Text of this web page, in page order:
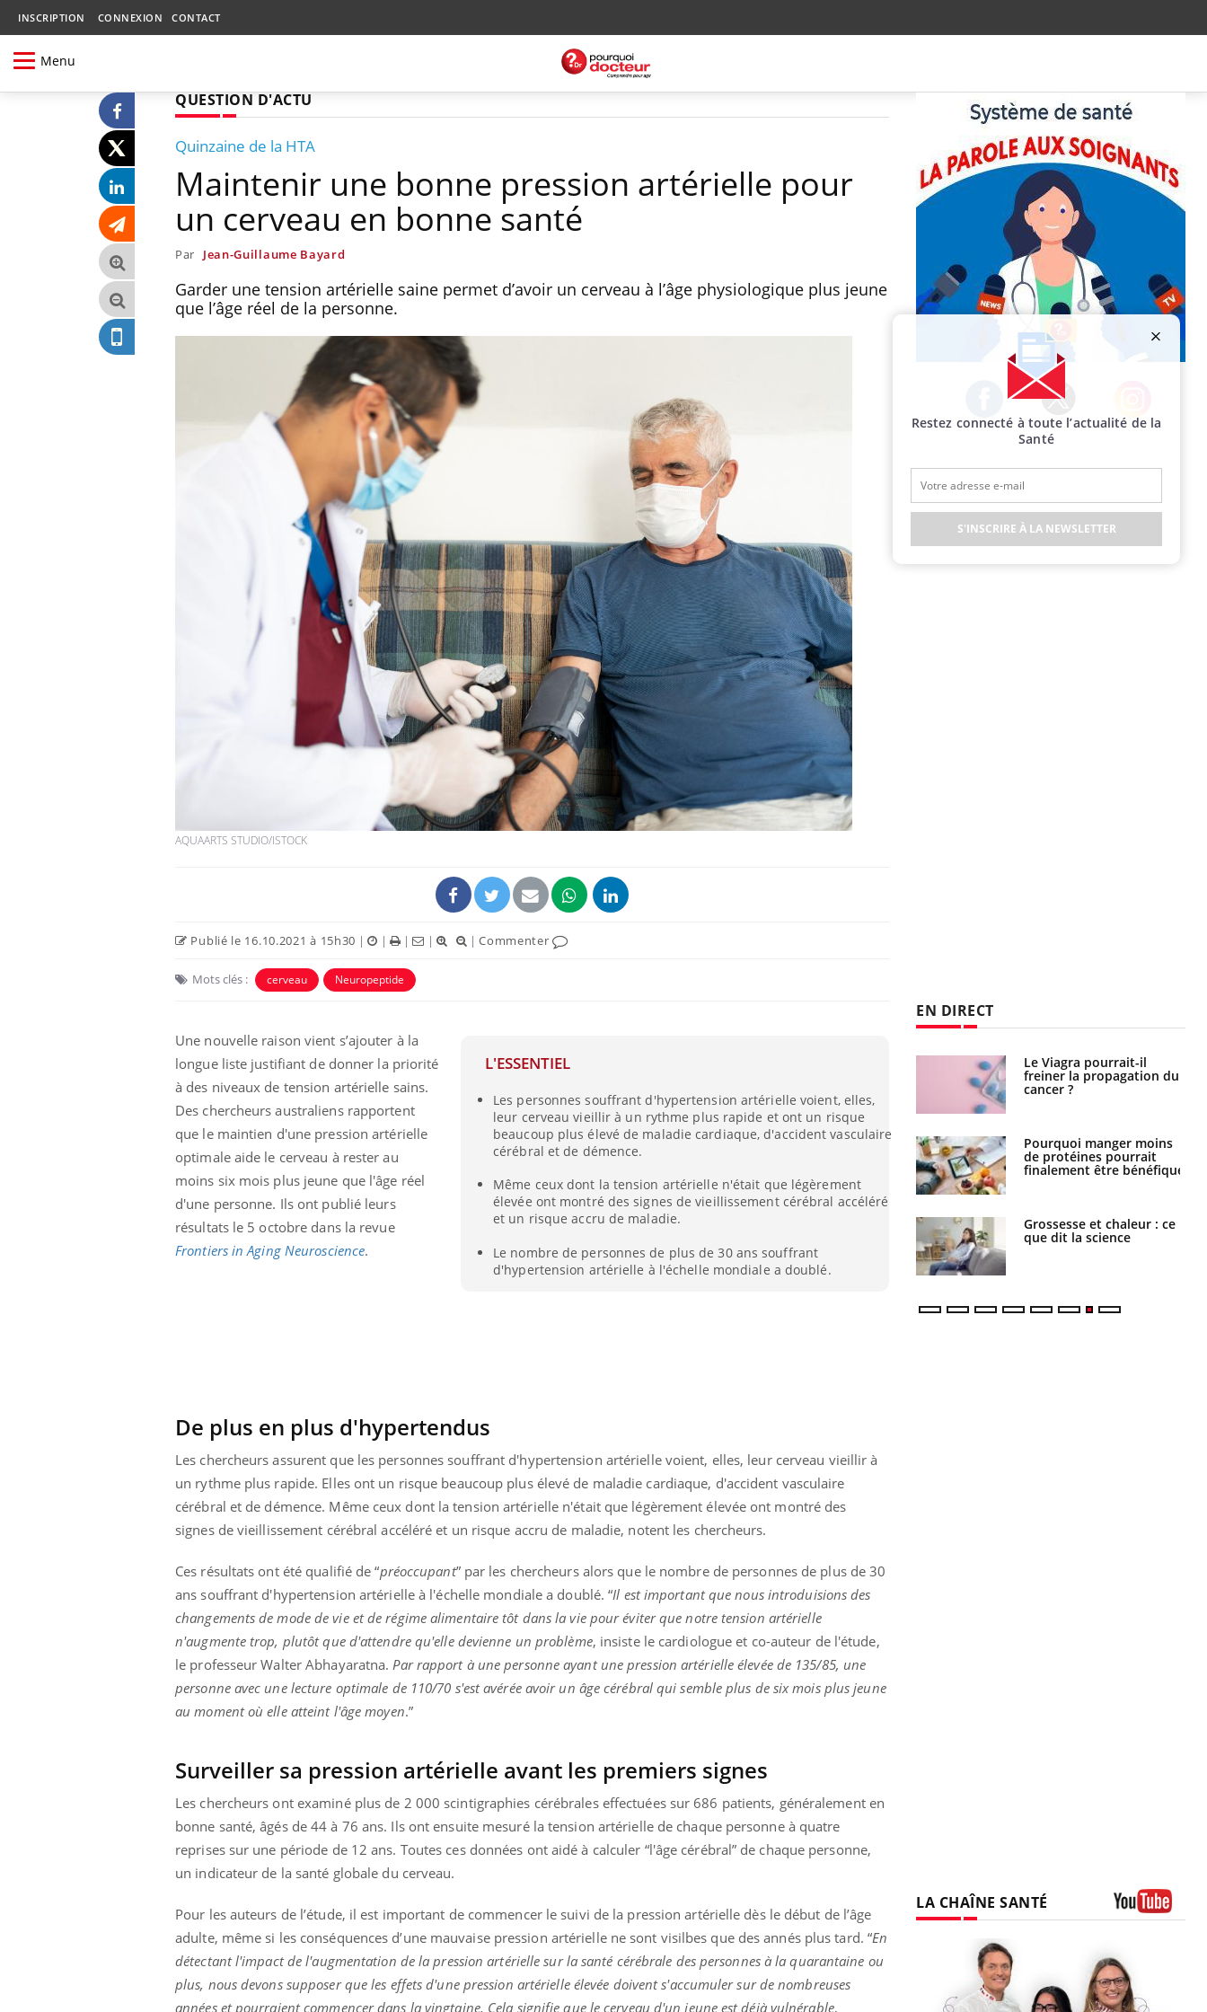
INSCRIPTION CONNEXION CONTACT
Menu
QUESTION D'ACTU
Quinzaine de la HTA
Maintenir une bonne pression artérielle pour
un cerveau en bonne santé
Par Jean-Guillaume Bayard
Garder une tension artérielle saine permet d’avoir un cerveau à l’âge physiologique plus jeune
que l’âge réel de la personne.
AQUAARTS STUDIO/ISTOCK
Publié le 16.10.2021 à 15h30 | | | | |Commenter
Mots clés : cerveau Neuropeptide
L'ESSENTIEL
Les personnes souffrant d'hypertension artérielle voient, elles,
leur cerveau vieillir à un rythme plus rapide et ont un risque
beaucoup plus élevé de maladie cardiaque, d'accident vasculaire
cérébral et de démence.
Même ceux dont la tension artérielle n'était que légèrement
élevée ont montré des signes de vieillissement cérébral accéléré
et un risque accru de maladie.
Le nombre de personnes de plus de 30 ans souffrant
d'hypertension artérielle à l'échelle mondiale a doublé.
Une nouvelle raison vient s’ajouter à la
longue liste justifiant de donner la priorité
à des niveaux de tension artérielle sains.
Des chercheurs australiens rapportent
que le maintien d'une pression artérielle
optimale aide le cerveau à rester au
moins six mois plus jeune que l'âge réel
d'une personne. Ils ont publié leurs
résultats le 5 octobre dans la revue
Frontiers in Aging Neuroscience.
De plus en plus d'hypertendus
Les chercheurs assurent que les personnes souffrant d'hypertension artérielle voient, elles, leur cerveau vieillir à
un rythme plus rapide. Elles ont un risque beaucoup plus élevé de maladie cardiaque, d'accident vasculaire
cérébral et de démence. Même ceux dont la tension artérielle n'était que légèrement élevée ont montré des
signes de vieillissement cérébral accéléré et un risque accru de maladie, notent les chercheurs.
Ces résultats ont été qualifié de “préoccupant” par les chercheurs alors que le nombre de personnes de plus de 30
ans souffrant d'hypertension artérielle à l'échelle mondiale a doublé. “Il est important que nous introduisions des
changements de mode de vie et de régime alimentaire tôt dans la vie pour éviter que notre tension artérielle
n'augmente trop, plutôt que d'attendre qu'elle devienne un problème, insiste le cardiologue et co-auteur de l'étude,
le professeur Walter Abhayaratna.Par rapport à une personne ayant une pression artérielle élevée de 135/85, une
personne avec une lecture optimale de 110/70 s'est avérée avoir un âge cérébral qui semble plus de six mois plus jeune
au moment où elle atteint l'âge moyen.”
Surveiller sa pression artérielle avant les premiers signes
Les chercheurs ont examiné plus de 2 000 scintigraphies cérébrales effectuées sur 686 patients, généralement en
bonne santé, âgés de 44 à 76 ans. Ils ont ensuite mesuré la tension artérielle de chaque personne à quatre
reprises sur une période de 12 ans. Toutes ces données ont aidé à calculer “l'âge cérébral” de chaque personne,
un indicateur de la santé globale du cerveau.
Pour les auteurs de l’étude, il est important de commencer le suivi de la pression artérielle dès le début de l’âge
adulte, même si les conséquences d’une mauvaise pression artérielle ne sont visilbes que des annés plus tard. “En
détectant l'impact de l'augmentation de la pression artérielle sur la santé cérébrale des personnes à la quarantaine ou
plus, nous devons supposer que les effets d'une pression artérielle élevée doivent s'accumuler sur de nombreuses
années et pourraient commencer dans la vingtaine. Cela signifie que le cerveau d'un jeune est déjà vulnérable,
Facebook Twitter Instagram
EN DIRECT
Toujours connectés :
comment le travail
empiète de plus en plus
sur nos soirées
Cancer colorectal : une
stratégie simple aurait
basque
Chikungunya, dengue,
West Nile : que se passe-
t-il dans le sud de la
France ?
Les médicaments GLP-1
Cytomégalovirus : ce qui
change dans la prise en
enceintes
La sieste empêche-t-elle
Pourquoi votre ventre
noyade grimpe-t-il ?
Le Viagra pourrait-il
freiner la propagation du
cancer ?
Pourquoi manger moins
de protéines pourrait
finalement être bénéfique
Grossesse et chaleur : ce
que dit la science
LA CHAÎNE SANTÉ
Restez connecté à toute l’actualité de la
Santé
S'INSCRIRE À LA NEWSLETTER